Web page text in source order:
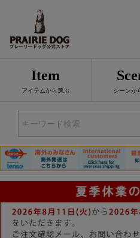
Item
アイテムから選ぶ シーンか